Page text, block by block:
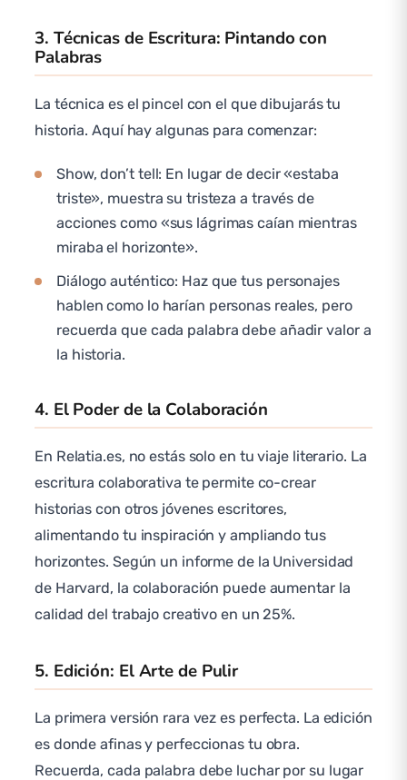
3. Técnicas de Escritura: Pintando con
Palabras
La técnica es el pincel con el que dibujarás tu
historia. Aquí hay algunas para comenzar:
Show, don’t tell: En lugar de decir «estaba
triste», muestra su tristeza a través de
acciones como «sus lágrimas caían mientras
miraba el horizonte».
Diálogo auténtico: Haz que tus personajes
hablen como lo harían personas reales, pero
recuerda que cada palabra debe añadir valor a
la historia.
4. El Poder de la Colaboración
En Relatia.es, no estás solo en tu viaje literario. La
escritura colaborativa te permite co-crear
historias con otros jóvenes escritores,
alimentando tu inspiración y ampliando tus
horizontes. Según un informe de la Universidad
de Harvard, la colaboración puede aumentar la
calidad del trabajo creativo en un 25%.
5. Edición: El Arte de Pulir
La primera versión rara vez es perfecta. La edición
es donde afinas y perfeccionas tu obra.
Recuerda, cada palabra debe luchar por su lugar